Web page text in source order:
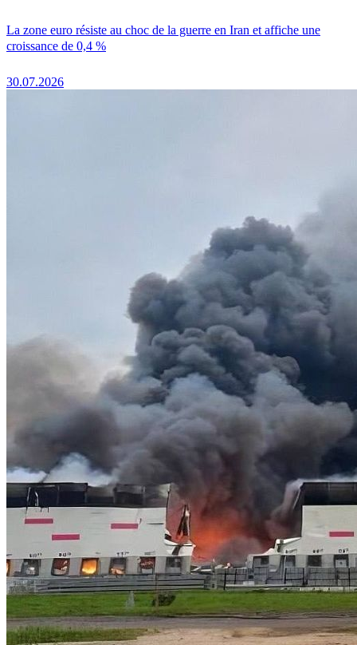
La zone euro résiste au choc de la guerre en Iran et affiche une
croissance de 0,4 %
30.07.2026